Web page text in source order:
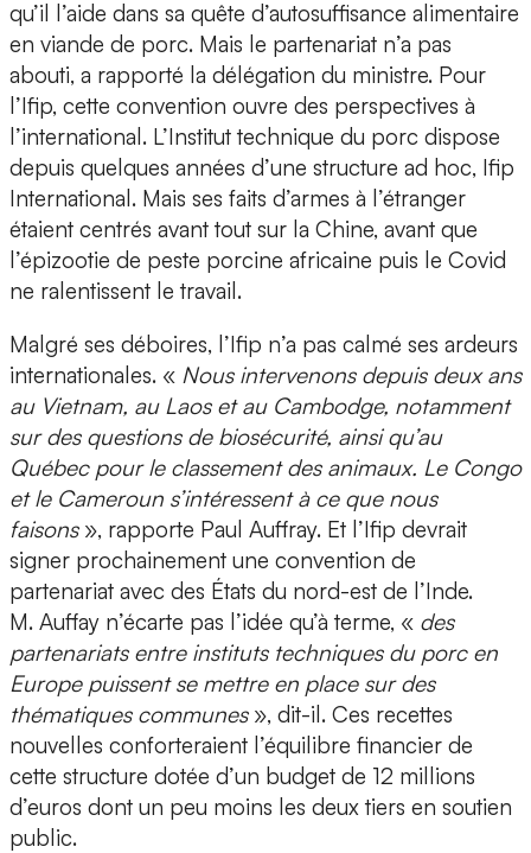
qu’il l’aide dans sa quête d’autosuffisance alimentaire
en viande de porc. Mais le partenariat n’a pas
abouti, a rapporté la délégation du ministre. Pour
l’Ifip, cette convention ouvre des perspectives à
l’international. L’Institut technique du porc dispose
depuis quelques années d’une structure ad hoc, Ifip
International. Mais ses faits d’armes à l’étranger
étaient centrés avant tout sur la Chine, avant que
l’épizootie de peste porcine africaine puis le Covid
ne ralentissent le travail.
Malgré ses déboires, l’Ifip n’a pas calmé ses ardeurs
internationales. « Nous intervenons depuis deux ans
au Vietnam, au Laos et au Cambodge, notamment
sur des questions de biosécurité, ainsi qu’au
Québec pour le classement des animaux. Le Congo
et le Cameroun s’intéressent à ce que nous
faisons», rapporte Paul Auffray. Et l’Ifip devrait
signer prochainement une convention de
partenariat avec des États du nord-est de l’Inde.
M. Auffay n’écarte pas l’idée qu’à terme, « des
partenariats entre instituts techniques du porc en
Europe puissent se mettre en place sur des
thématiques communes», dit-il. Ces recettes
nouvelles conforteraient l’équilibre financier de
cette structure dotée d’un budget de 12 millions
d’euros dont un peu moins les deux tiers en soutien
public.